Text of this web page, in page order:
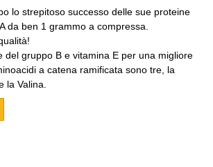
lo strepitoso successo delle sue proteine
da ben 1 grammo a compressa.
del gruppo B e vitamina E per una migliore
a catena ramificata sono tre, la
la Valina.